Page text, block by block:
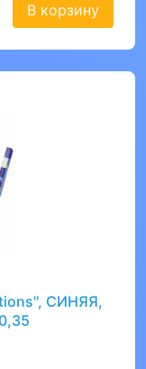
В корзину
СИНЯЯ,